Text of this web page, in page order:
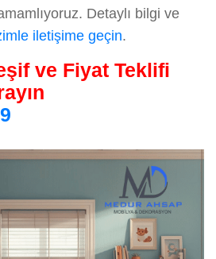
Detaylı bilgi ve
iletişime geçin.
ve Fiyat Teklifi